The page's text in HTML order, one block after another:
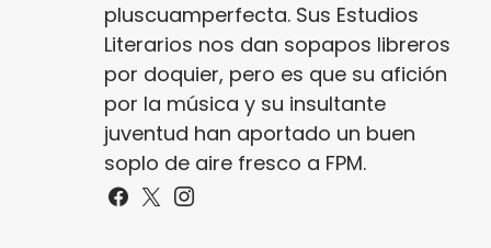
pluscuamperfecta. Sus Estudios
Literarios nos dan sopapos libreros
por doquier, pero es que su afición
por la música y su insultante
juventud han aportado un buen
soplo de aire fresco a FPM.